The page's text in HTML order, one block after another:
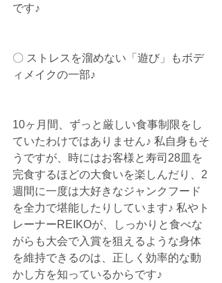
です♪
〇 ストレスを溜めない「遊び」もボデ
ィメイクの一部♪
10ヶ月間、ずっと厳しい食事制限をし
ていたわけではありません♪ 私自身もそ
うですが、時にはお客様と寿司28皿を
完食するほどの大食いを楽しんだり、2
週間に一度は大好きなジャンクフード
を全力で堪能したりしています♪ 私やト
レーナーREIKOが、しっかりと食べな
がらも大会で入賞を狙えるような身体
を維持できるのは、正しく効率的な動
かし方を知っているからです♪